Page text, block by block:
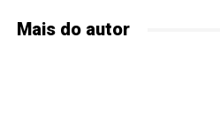
Mais do autor